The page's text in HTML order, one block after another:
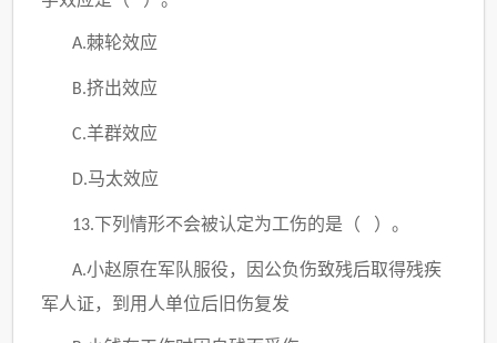
A.棘轮效应
B.挤出效应
C.羊群效应
D.马太效应
13.下列情形不会被认定为工伤的是（ ）。
A.小赵原在军队服役，因公负伤致残后取得残疾
军人证，到用人单位后旧伤复发